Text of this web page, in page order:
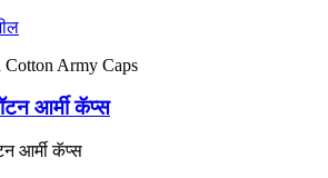
आर्मी कॅप्स
आर्मी कॅप्स